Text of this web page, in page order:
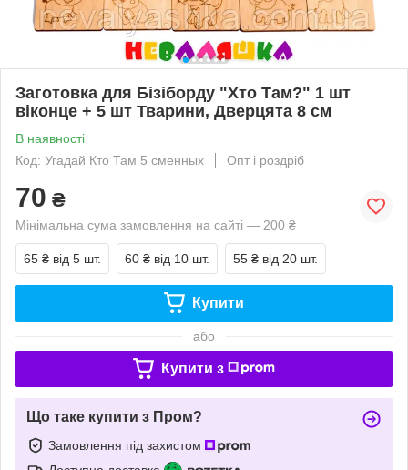
Заготовка для Бізіборду "Хто Там?" 1 шт
віконце + 5 шт Тварини, Дверцята 8 см
В наявності
Код: Угадай Кто Там 5 сменных
Опт і роздріб
70 ₴
Мінімальна сума замовлення на сайті — 200 ₴
65 ₴ від 5 шт. 60 ₴ від 10 шт. 55 ₴ від 20 шт.
Купити
або
Купити з
Що таке купити з Пром?
Замовлення під захистом